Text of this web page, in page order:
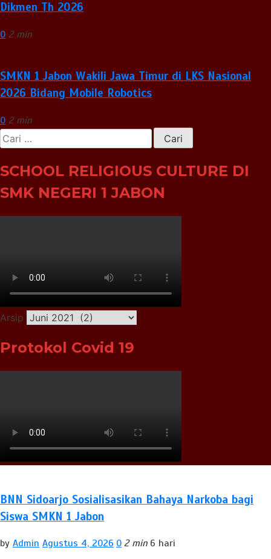
Dikmen Th 2026
0 2 min
SMKN 1 Jabon Wakili Jawa Timur di LKS Nasional
2026 Bidang Mobile Robotics
0 2 min
Cari
untuk:
SCHOOL RELIGIOUS CULTURE DI
SMK NEGERI 1 JABON
Arsip
Protokol Covid 19
BNN Sidoarjo Sosialisasikan Bahaya Narkoba bagi
Siswa SMKN 1 Jabon
by Admin Agustus 4, 2026 0 2 min 6 hari